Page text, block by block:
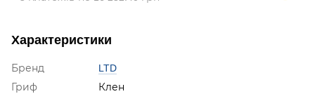
Характеристики
Бренд
LTD
Гриф
Клен